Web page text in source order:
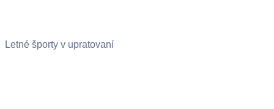
Letné športy v upratovaní